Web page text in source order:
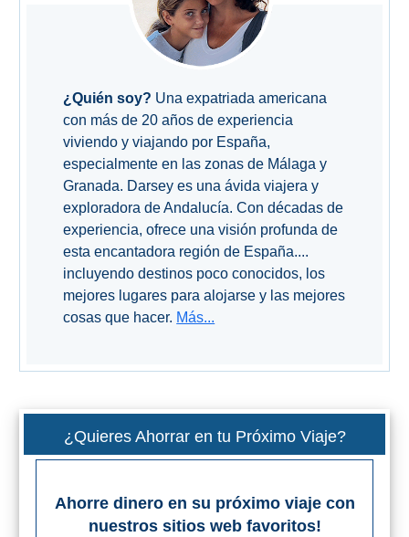
¿Quién soy? Una expatriada americana
con más de 20 años de experiencia
viviendo y viajando por España,
especialmente en las zonas de Málaga y
Granada. Darsey es una ávida viajera y
exploradora de Andalucía. Con décadas de
experiencia, ofrece una visión profunda de
esta encantadora región de España....
incluyendo destinos poco conocidos, los
mejores lugares para alojarse y las mejores
cosas que hacer. Más...
¿Quieres Ahorrar en tu Próximo Viaje?
Ahorre dinero en su próximo viaje con
nuestros sitios web favoritos!